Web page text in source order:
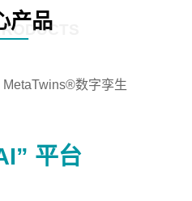
产品
MetaTwins®数字孪生
平台